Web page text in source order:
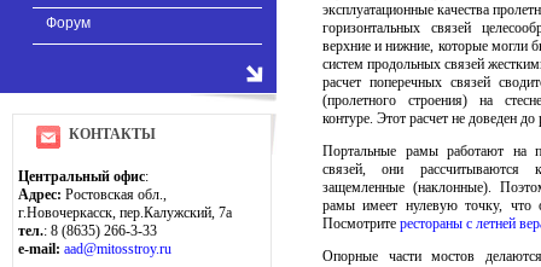
Форум
КОНТАКТЫ
Центральный офис:
Адрес: Ростовская обл.,
г.Новочеркасск, пер.Калужский, 7а
тел.: 8 (8635) 266-3-33
e-mail: aad@mitosstroy.ru
эксплуатационные качества
горизонтальных связей
верхние и нижние, которые могли
систем продольных связей
расчет поперечных связей
(пролетного строения) на
контуре. Этот расчет не доведен
Портальные рамы работают на
связей, они рассчитываются
защемленные (наклонные).
рамы имеет нулевую точку, что
Посмотрите рестораны с летней
Опорные части мостов